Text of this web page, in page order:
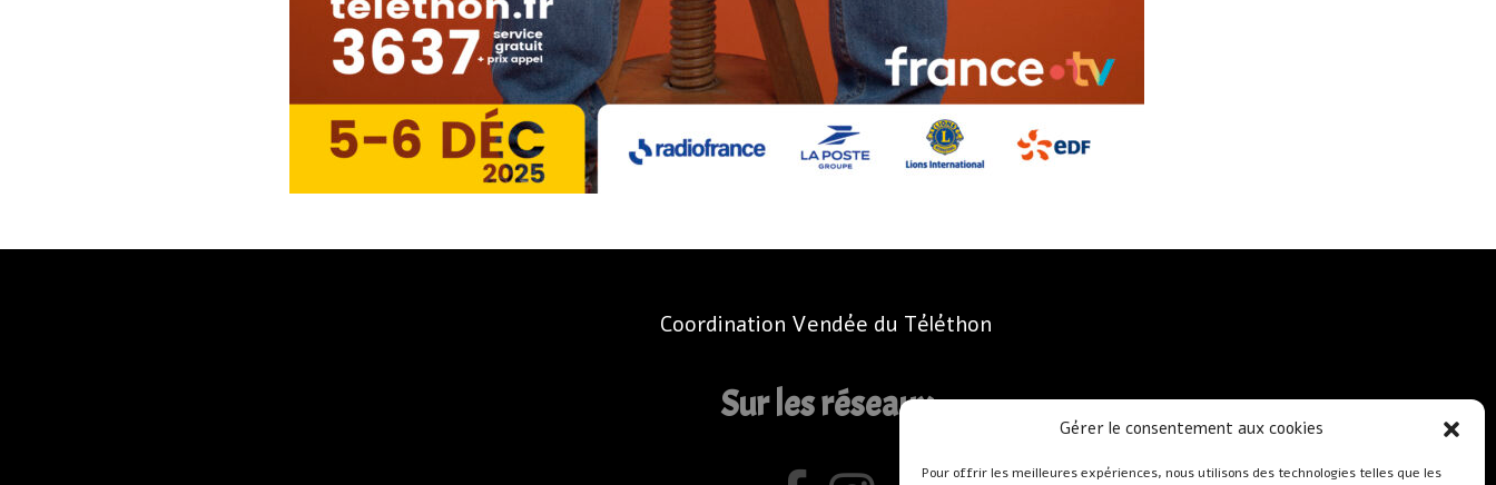
Gérer le consentement aux cookies
Pour offrir les meilleures expériences, nous utilisons des technologies telles que les
Coordination Vendée du Téléthon
Sur les réseaux